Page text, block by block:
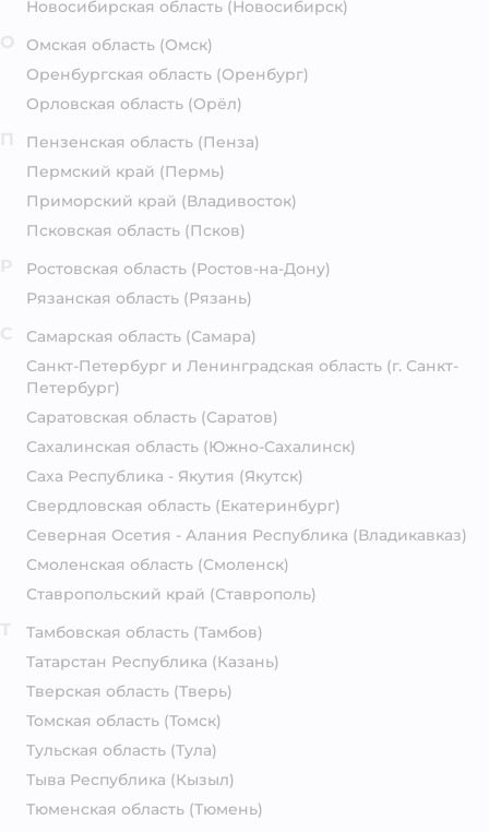
Новосибирская область (Новосибирск)
Омская область (Омск)
Оренбургская область (Оренбург)
Орловская область (Орёл)
Пензенская область (Пенза)
Пермский край (Пермь)
Приморский край (Владивосток)
Псковская область (Псков)
Ростовская область (Ростов-на-Дону)
Рязанская область (Рязань)
Самарская область (Самара)
Санкт-Петербург и Ленинградская область (г. Санкт-
Петербург)
Саратовская область (Саратов)
Сахалинская область (Южно-Сахалинск)
Саха Республика - Якутия (Якутск)
Свердловская область (Екатеринбург)
Северная Осетия - Алания Республика (Владикавказ)
Смоленская область (Смоленск)
Ставропольский край (Ставрополь)
Тамбовская область (Тамбов)
Татарстан Республика (Казань)
Тверская область (Тверь)
Томская область (Томск)
Тульская область (Тула)
Тыва Республика (Кызыл)
Тюменская область (Тюмень)